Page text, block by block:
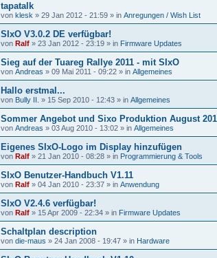
tapatalk
von klesk » 29 Jan 2012 - 21:59 » in Anregungen / Wish List
SIxO V3.0.2 DE verfügbar!
von Ralf » 23 Jan 2012 - 23:19 » in Firmware Updates
Sieg auf der Tuareg Rallye 2011 - mit SIxO
von Andreas » 09 Mai 2011 - 09:22 » in Allgemeines
Hallo erstmal...
von Bully II. » 15 Sep 2010 - 12:43 » in Allgemeines
Sommer Angebot und Sixo Produktion August
von Andreas » 03 Aug 2010 - 13:02 » in Allgemeines
Eigenes SIxO-Logo im Display hinzufügen
von Ralf » 21 Jan 2010 - 08:28 » in Programmierung & Tools
SIxO Benutzer-Handbuch V1.11
von Ralf » 04 Jan 2010 - 23:37 » in Anwendung
SIxO V2.4.6 verfügbar!
von Ralf » 15 Apr 2009 - 22:34 » in Firmware Updates
Schaltplan description
von die-maus » 24 Jan 2008 - 19:47 » in Hardware